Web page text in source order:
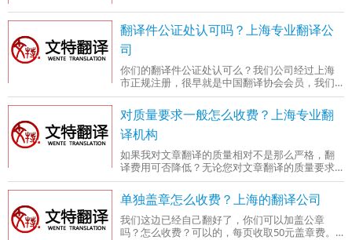
或许会有适当的缓冲时间。另一方面我们可以按
照正常速度处理每个客户每天5000字以内的文字
翻译量。如果您有一篇5000字以内的稿件，我们
会建议您留出2天左右的时间来处理，但如果您要
求一个工作日内处理完毕，通常情况下我们也是
可以满足您的要求的。
翻译件公证处认可吗？上海专业翻译公
司
你们的翻译件公证处认可么？我们公司经过上海
市正规注册，很早就是中国翻译协会会员，我们
的翻译件各个政府部门和各国驻中国的大使馆都
认可的，您这边的公证处如果没有指定翻译机
构，我们的翻译件公证处是认可的。个别公证处
会指定翻译机构，所以翻译之前，建议您请向该
公证处确认。
对质量要求一般怎么收费？上海专业翻
译机构
如果我对文章翻译的质量相对不是那么严格，翻
译费用可否降低？无论您对文章翻译的质量要求
如何，我们都会按照文特翻译的质量标准严格翻
译，这是我们的原则，因此翻译费用不会因为您
对质量的要求降低而减少。
单独盖章怎么收费？上海的翻译公司
我们这边已经自己翻好了，你们可以加盖公章
吗？怎么收费？可以的，每页收取50元盖章费。